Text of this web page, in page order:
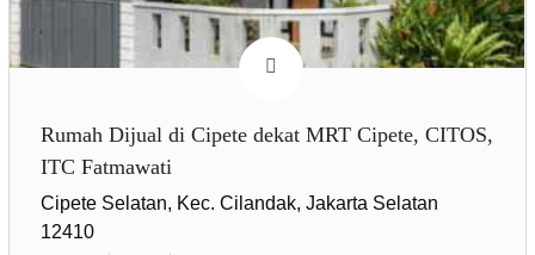
Rumah Dijual di Cipete dekat MRT Cipete, CITOS,
ITC Fatmawati
Cipete Selatan, Kec. Cilandak, Jakarta Selatan
12410